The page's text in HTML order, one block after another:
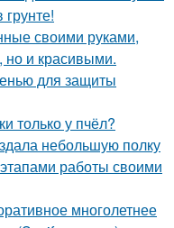
своими руками,
но и красивыми.
для защиты
только у пчёл?
небольшую полку
работы своими
многолетнее